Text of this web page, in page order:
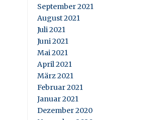
September 2021
August 2021
Juli 2021
Juni 2021
Mai 2021
April 2021
März 2021
Februar 2021
Januar 2021
Dezember 2020